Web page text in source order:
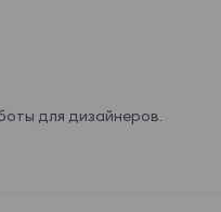
для дизайнеров.